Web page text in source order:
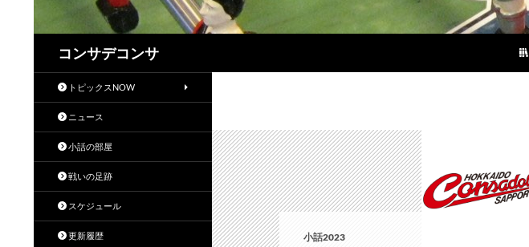
コンサデコンサ
小話2023
トピックスNOW
ニュース
小話の部屋
戦いの足跡
スケジュール
更新履歴